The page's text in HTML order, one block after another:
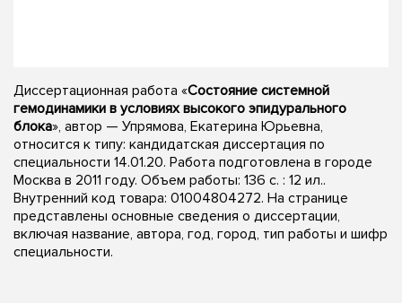
Диссертационная работа «Состояние системной
гемодинамики в условиях высокого эпидурального
блока», автор — Упрямова, Екатерина Юрьевна,
относится к типу: кандидатская диссертация по
специальности 14.01.20. Работа подготовлена в городе
Москва в 2011 году. Объем работы: 136 с. : 12 ил..
Внутренний код товара: 01004804272. На странице
представлены основные сведения о диссертации,
включая название, автора, год, город, тип работы и шифр
специальности.